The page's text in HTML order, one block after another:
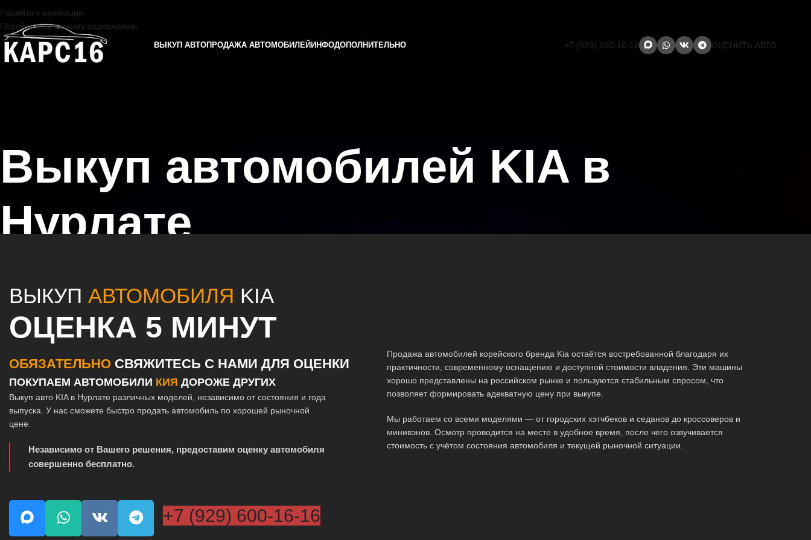
Перейти к навигации
Перейти к основному содержанию
ВЫКУП АВТОПРОДАЖА АВТОМОБИЛЕЙ ИНФОДОПОЛНИТЕЛЬНО +7 (929) 600-16-16 ОЦЕНИТЬ АВТО
Выкуп автомобилей KIA в
Нурлате
ВЫКУП АВТОМОБИЛЯ KIA
ОЦЕНКА 5 МИНУТ
ОБЯЗАТЕЛЬНО СВЯЖИТЕСЬ С НАМИ ДЛЯ ОЦЕНКИ
ПОКУПАЕМ АВТОМОБИЛИ КИЯ ДОРОЖЕ ДРУГИХ
Выкуп авто KIA в Нурлате различных моделей, независимо от состояния и года
выпуска. У нас сможете быстро продать автомобиль по хорошей рыночной
цене.
Независимо от Вашего решения, предоставим оценку автомобиля
совершенно бесплатно.
+7 (929) 600-16-16
Продажа автомобилей корейского бренда Kia остаётся востребованной благодаря их
практичности, современному оснащению и доступной стоимости владения. Эти машины
хорошо представлены на российском рынке и пользуются стабильным спросом, что
позволяет формировать адекватную цену при выкупе.
Мы работаем со всеми моделями — от городских хэтчбеков и седанов до кроссоверов и
минивэнов. Осмотр проводится на месте в удобное время, после чего озвучивается
стоимость с учётом состояния автомобиля и текущей рыночной ситуации.